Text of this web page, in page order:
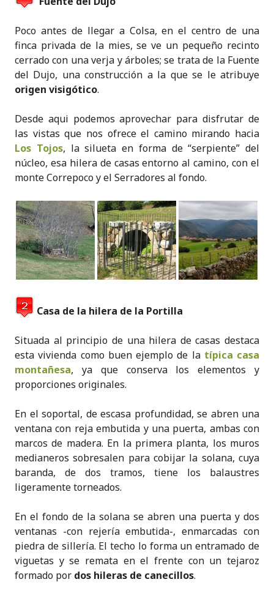
Poco antes de llegar a Colsa, en el centro de una
finca privada de la mies, se ve un pequeño recinto
cerrado con una verja y árboles; se trata de la Fuente
del Dujo, una construcción a la que se le atribuye
origen visigótico.
Desde aqui podemos aprovechar para disfrutar de
las vistas que nos ofrece el camino mirando hacia
Los Tojos, la silueta en forma de “serpiente” del
núcleo, esa hilera de casas entorno al camino, con el
monte Correpoco y el Serradores al fondo.
Casa de la hilera de la Portilla
Situada al principio de una hilera de casas destaca
esta vivienda como buen ejemplo de la típica casa
montañesa, ya que conserva los elementos y
proporciones originales.
En el soportal, de escasa profundidad, se abren una
ventana con reja embutida y una puerta, ambas con
marcos de madera. En la primera planta, los muros
medianeros sobresalen para cobijar la solana, cuya
baranda, de dos tramos, tiene los balaustres
ligeramente torneados.
En el fondo de la solana se abren una puerta y dos
ventanas -con rejería embutida-, enmarcadas con
piedra de sillería. El techo lo forma un entramado de
viguetas y se remata en el frente con un tejaroz
formado por dos hileras de canecillos.